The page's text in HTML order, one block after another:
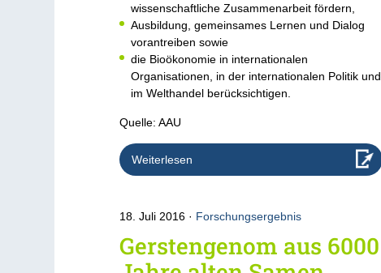
wissenschaftliche Zusammenarbeit fördern,
Ausbildung, gemeinsames Lernen und Dialog
vorantreiben sowie
die Bioökonomie in internationalen
Organisationen, in der internationalen Politik und
im Welthandel berücksichtigen.
Quelle: AAU
Weiterlesen
18. Juli 2016 Forschungsergebnis
Gerstengenom aus 6000